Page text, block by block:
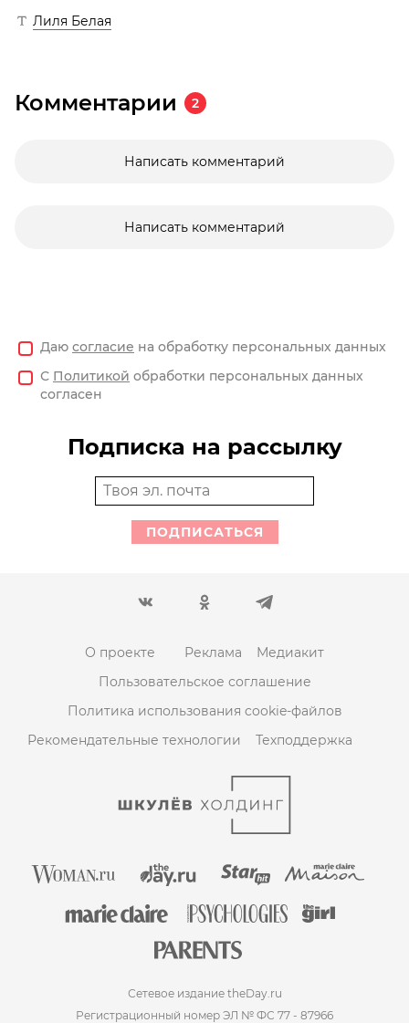
Лиля Белая
Комментарии 2
Написать комментарий
Написать комментарий
Даю согласие на обработку персональных данных
С Политикой обработки персональных данных
согласен
Подписка на рассылку
ПОДПИСАТЬСЯ
О проекте Реклама
Медиакит
Пользовательское соглашение
Политика использования cookie-файлов
Рекомендательные технологии
Техподдержка
Сетевое издание theDay.ru
Регистрационный номер ЭЛ № ФС 77 - 87966